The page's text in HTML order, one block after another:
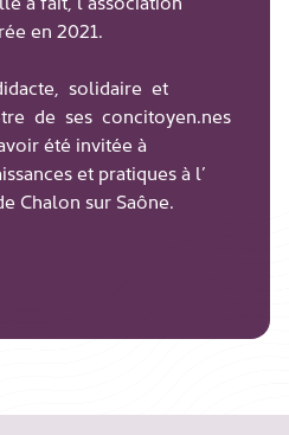
en 2021.
solidaire et
de ses concitoyen.nes
été invitée à
et pratiques à l’
Chalon sur Saône.